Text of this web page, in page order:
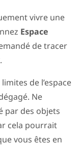
vivre une
Espace
de tracer
de l’espace
Ne
par des objets
cela pourrait
vous êtes en